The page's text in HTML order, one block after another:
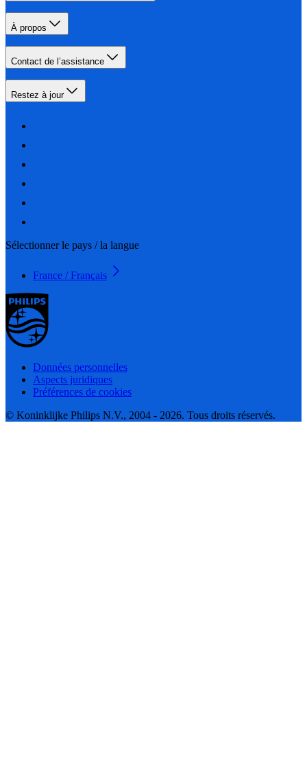
À propos
Contact de l’assistance
Restez à jour
Sélectionner le pays / la langue
France / Français
Données personnelles
Aspects juridiques
Préférences de cookies
© Koninklijke Philips N.V., 2004 - 2026. Tous droits réservés.